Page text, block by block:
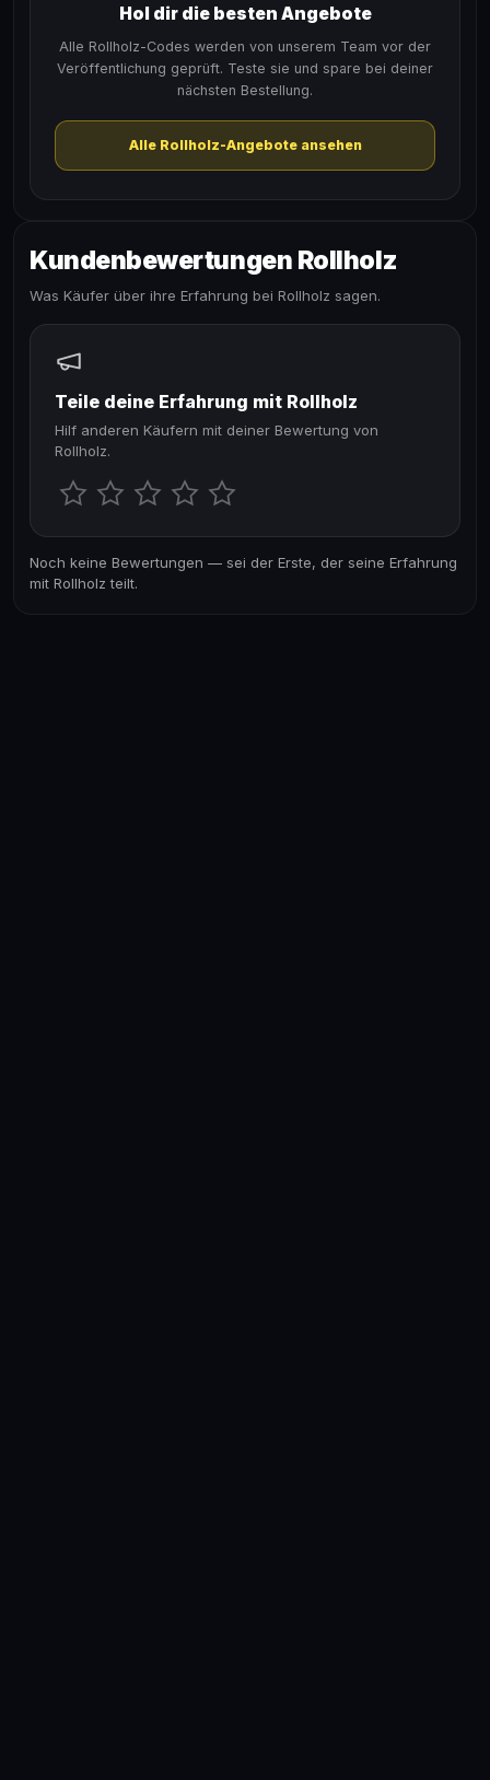
Hol dir die besten Angebote
Alle Rollholz-Codes werden von unserem Team vor der
Veröffentlichung geprüft. Teste sie und spare bei deiner
nächsten Bestellung.
Alle Rollholz-Angebote ansehen
Kundenbewertungen Rollholz
Was Käufer über ihre Erfahrung bei Rollholz sagen.
Teile deine Erfahrung mit Rollholz
Hilf anderen Käufern mit deiner Bewertung von
Rollholz.
Noch keine Bewertungen — sei der Erste, der seine Erfahrung
mit Rollholz teilt.